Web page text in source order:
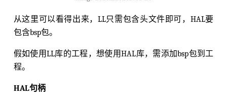
从这里可以看得出来，LL只需包含头文件即可，HAL要
包含bsp包。
假如使用LL库的工程，想使用HAL库，需添加bsp包到工
程。
HAL句柄